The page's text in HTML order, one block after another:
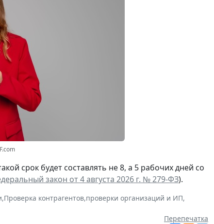
срок будет составлять не 8, а 5 рабочих дней со
закон от 4 августа 2026 г. № 279-ФЗ).
,Проверка контрагентов,проверки организаций и ИП,
Перепечатка